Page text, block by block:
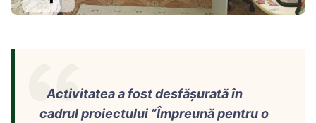
Activitatea a fost desfășurată în
cadrul proiectului ”Împreună pentru o